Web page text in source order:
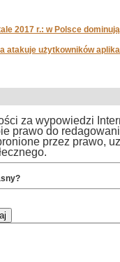
2017 r.: w Polsce
atakuje użytkowników
za wypowiedzi
prawo do
przez prawo,